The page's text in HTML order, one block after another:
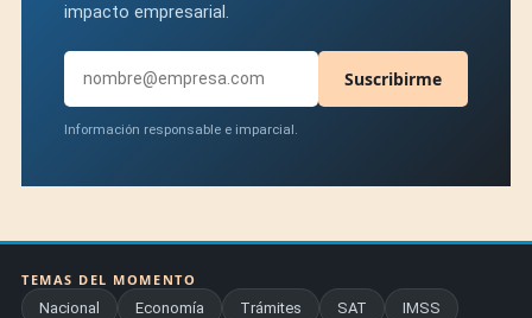
impacto empresarial.
Suscribirme
Información responsable e imparcial.
TEMAS DEL MOMENTO
Nacional
Economía Trámites SAT IMSS